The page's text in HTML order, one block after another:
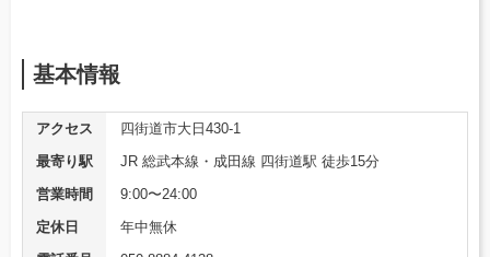
基本情報
アクセス
四街道市大日430-1
最寄り駅
JR 総武本線・成田線 四街道駅 徒歩15分
営業時間
9:00〜24:00
定休日
年中無休